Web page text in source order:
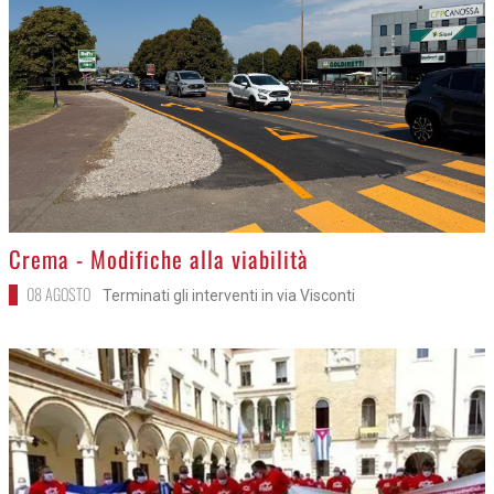
>
Crema - Modifiche alla viabilità
08 AGOSTO Terminati gli interventi in via Visconti